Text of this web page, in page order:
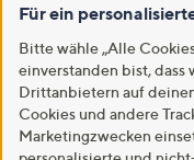
Für ein
Bitte wähle „Alle
einverstanden bist,
Drittanbietern auf
Cookies und andere
Marketingzwecken